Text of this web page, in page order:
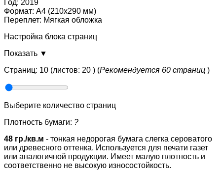
Год: 2019
Формат: А4 (210x290 мм)
Переплет: Мягкая обложка
Настройка блока страниц
Показать ▼
Страниц: 10 (листов: 20 ) (Рекомендуется 60 страниц )
Выберите количество страниц
Плотность бумаги: ?
48 гр./кв.м - тонкая недорогая бумага слегка сероватого
или древесного оттенка. Используется для печати газет
или аналогичной продукции. Имеет малую плотность и
соответственно не высокую износостойкость.